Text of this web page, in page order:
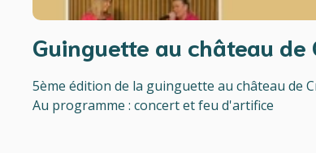
Guinguette au château
5ème édition de la guinguette au château de
Au programme : concert et feu d'artifice